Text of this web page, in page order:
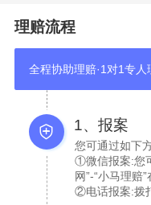
理赔流程
全程协助理赔·1对1专人
1、报案
您可通过如下
①微信报案:您
网”-“小马理赔
②电话报案:拨